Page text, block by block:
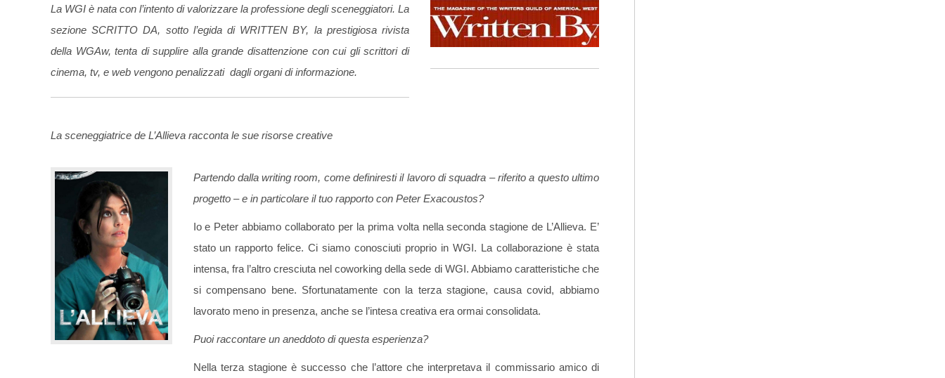
La WGI è nata con l’intento di valorizzare la professione degli sceneggiatori. La
sezione SCRITTO DA, sotto l’egida di WRITTEN BY, la prestigiosa rivista
della WGAw, tenta di supplire alla grande disattenzione con cui gli scrittori di
cinema, tv, e web vengono penalizzati dagli organi di informazione.
La sceneggiatrice de L’Allieva racconta le sue risorse creative
Partendo dalla writing room, come definiresti il lavoro di squadra – riferito a questo ultimo
progetto – e in particolare il tuo rapporto con Peter Exacoustos?
Io e Peter abbiamo collaborato per la prima volta nella seconda stagione de L’Allieva. E’
stato un rapporto felice. Ci siamo conosciuti proprio in WGI. La collaborazione è stata
intensa, fra l’altro cresciuta nel coworking della sede di WGI. Abbiamo caratteristiche che
si compensano bene. Sfortunatamente con la terza stagione, causa covid, abbiamo
lavorato meno in presenza, anche se l’intesa creativa era ormai consolidata.
Puoi raccontare un aneddoto di questa esperienza?
Nella terza stagione è successo che l’attore che interpretava il commissario amico di